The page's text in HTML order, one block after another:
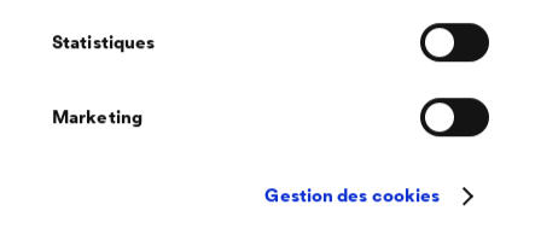
Statistiques
Marketing
Gestion des cookies